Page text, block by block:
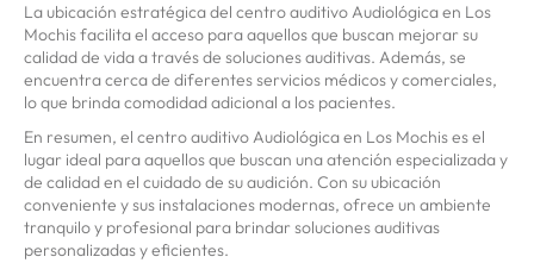
La ubicación estratégica del centro auditivo Audiológica en Los
Mochis facilita el acceso para aquellos que buscan mejorar su
calidad de vida a través de soluciones auditivas. Además, se
encuentra cerca de diferentes servicios médicos y comerciales,
lo que brinda comodidad adicional a los pacientes.
En resumen, el centro auditivo Audiológica en Los Mochis es el
lugar ideal para aquellos que buscan una atención especializada y
de calidad en el cuidado de su audición. Con su ubicación
conveniente y sus instalaciones modernas, ofrece un ambiente
tranquilo y profesional para brindar soluciones auditivas
personalizadas y eficientes.